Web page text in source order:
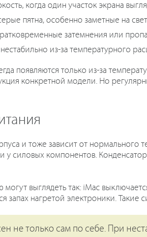
когда один участок экрана
пятна, особенно заметные на
затемнения или
из-за температурного
появляются только из-за
конкретной модели. Но
и тоже зависит от нормального
у силовых компонентов.
выглядеть так: iMac
запах нагретой электроники.
не только сам по себе. При